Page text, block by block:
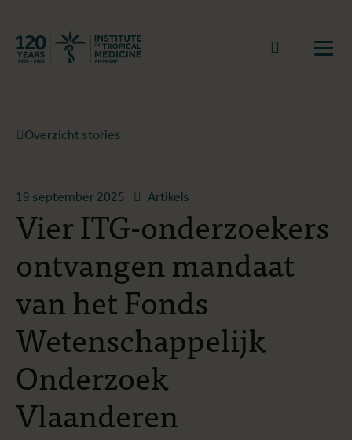
Terug naar start
Naar
Overzicht stories
19 september 2025 Artikels
Vier ITG-onderzoekers
ontvangen mandaat
van het Fonds
Wetenschappelijk
Onderzoek
Vlaanderen